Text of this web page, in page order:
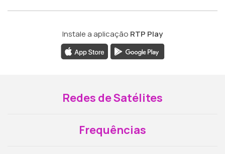
Instale a aplicação RTP Play
Redes de Satélites
Frequências